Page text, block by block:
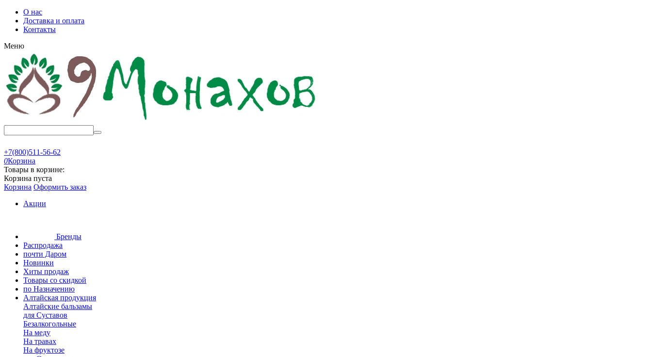
О нас
Доставка и оплата
Контакты
Меню
+7(800)511-56-62
0Корзина
Товары в корзине:
Корзина пуста
Корзина Оформить заказ
Акции
Бренды
Распродажа
почти Даром
Новинки
Хиты продаж
Товары со скидкой
по Назначению
Алтайская продукция
Алтайские бальзамы
для Суставов
Безалкогольные
На меду
На травах
На фруктозе